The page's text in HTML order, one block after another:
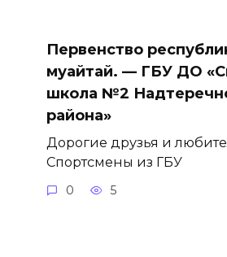
Первенство
муайтай. — ГБУ ДО
школа №2
района»
Дорогие друзья и
Спортсмены из ГБУ
0 5